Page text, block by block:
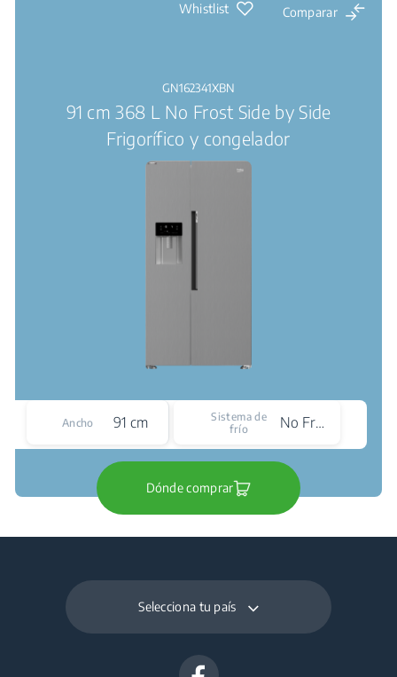
Whistlist Comparar
GN162341XBN
91 cm 368 L No Frost Side by Side
Frigorífico y congelador
Ancho 91 cm
Sistema de
frío
No Frost
Dónde comprar
Selecciona tu país